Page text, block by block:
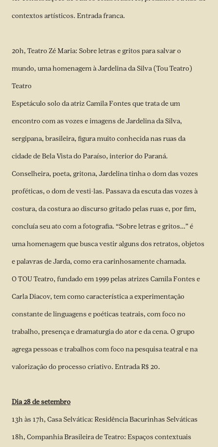
contextos artísticos. Entrada franca.
20h, Teatro Zé Maria: Sobre letras e gritos para salvar o
mundo, uma homenagem à Jardelina da Silva (Tou Teatro)
Teatro
Espetáculo solo da atriz Camila Fontes que trata de um
encontro com as vozes e imagens de Jardelina da Silva,
sergipana, brasileira, figura muito conhecida nas ruas da
cidade de Bela Vista do Paraíso, interior do Paraná.
Conselheira, poeta, gritona, Jardelina tinha o dom das vozes
proféticas, o dom de vesti-las. Passava da escuta das vozes à
costura, da costura ao discurso gritado pelas ruas e, por fim,
concluía seu ato com a fotografia. “Sobre letras e gritos…” é
uma homenagem que busca vestir alguns dos retratos, objetos
e palavras de Jarda, como era carinhosamente chamada.
O TOU Teatro, fundado em 1999 pelas atrizes Camila Fontes e
Carla Diacov, tem como característica a experimentação
constante de linguagens e poéticas teatrais, com foco no
trabalho, presença e dramaturgia do ator e da cena. O grupo
agrega pessoas e trabalhos com foco na pesquisa teatral e na
valorização do processo criativo. Entrada R$ 20.
Dia 28 de setembro
13h às 17h, Casa Selvática: Residência Bacurinhas Selváticas
18h, Companhia Brasileira de Teatro: Espaços contextuais